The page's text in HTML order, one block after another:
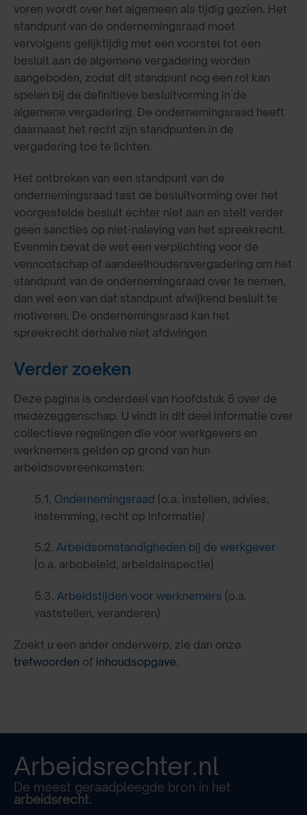
voren wordt over het algemeen als tijdig gezien. Het
standpunt van de ondernemingsraad moet
vervolgens gelijktijdig met een voorstel tot een
besluit aan de algemene vergadering worden
aangeboden, zodat dit standpunt nog een rol kan
spelen bij de definitieve besluitvorming in de
algemene vergadering. De ondernemingsraad heeft
daarnaast het recht zijn standpunten in de
vergadering toe te lichten.
Het ontbreken van een standpunt van de
ondernemingsraad tast de besluitvorming over het
voorgestelde besluit echter niet aan en stelt verder
geen sancties op niet-naleving van het spreekrecht.
Evenmin bevat de wet een verplichting voor de
vennootschap of aandeelhoudersvergadering om het
standpunt van de ondernemingsraad over te nemen,
dan wel een van dat standpunt afwijkend besluit te
motiveren. De ondernemingsraad kan het
spreekrecht derhalve niet afdwingen.
Verder zoeken
Deze pagina is onderdeel van hoofdstuk 5 over de
medezeggenschap. U vindt in dit deel informatie over
collectieve regelingen die voor werkgevers en
werknemers gelden op grond van hun
arbeidsovereenkomsten:
5.1. Ondernemingsraad (o.a. instellen, advies,
instemming, recht op informatie)
5.2. Arbeidsomstandigheden bij de werkgever
(o.a. arbobeleid, arbeidsinspectie)
5.3. Arbeidstijden voor werknemers (o.a.
vaststellen, veranderen)
Zoekt u een ander onderwerp, zie dan onze
trefwoorden of inhoudsopgave.
Arbeidsrechter.nl
De meest geraadpleegde bron in het
arbeidsrecht.